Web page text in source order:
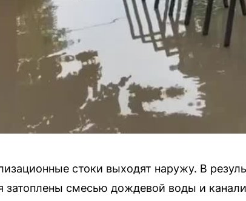
стоки выходят наружу. В
затоплены смесью дождевой воды и